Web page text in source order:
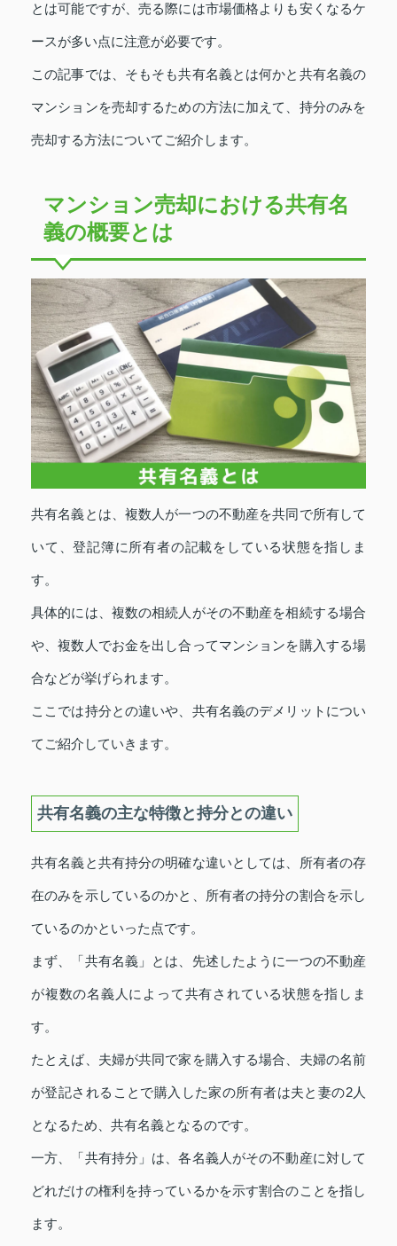
とは可能ですが、売る際には市場価格よりも安くなるケ
ースが多い点に注意が必要です。
この記事では、そもそも共有名義とは何かと共有名義の
マンションを売却するための方法に加えて、持分のみを
売却する方法についてご紹介します。
マンション売却における共有名
義の概要とは
共有名義とは、複数人が一つの不動産を共同で所有して
いて、登記簿に所有者の記載をしている状態を指しま
す。
具体的には、複数の相続人がその不動産を相続する場合
や、複数人でお金を出し合ってマンションを購入する場
合などが挙げられます。
ここでは持分との違いや、共有名義のデメリットについ
てご紹介していきます。
共有名義の主な特徴と持分との違い
共有名義と共有持分の明確な違いとしては、所有者の存
在のみを示しているのかと、所有者の持分の割合を示し
ているのかといった点です。
まず、「共有名義」とは、先述したように一つの不動産
が複数の名義人によって共有されている状態を指しま
す。
たとえば、夫婦が共同で家を購入する場合、夫婦の名前
が登記されることで購入した家の所有者は夫と妻の2人
となるため、共有名義となるのです。
一方、「共有持分」は、各名義人がその不動産に対して
どれだけの権利を持っているかを示す割合のことを指し
ます。